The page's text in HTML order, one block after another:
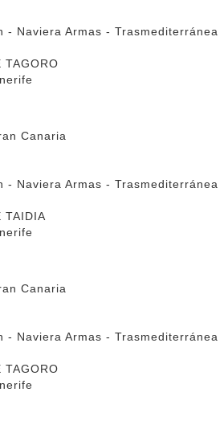
- Naviera Armas - Trasmediterránea
TAGORO
Canaria
- Naviera Armas - Trasmediterránea
TAIDIA
Canaria
- Naviera Armas - Trasmediterránea
TAGORO